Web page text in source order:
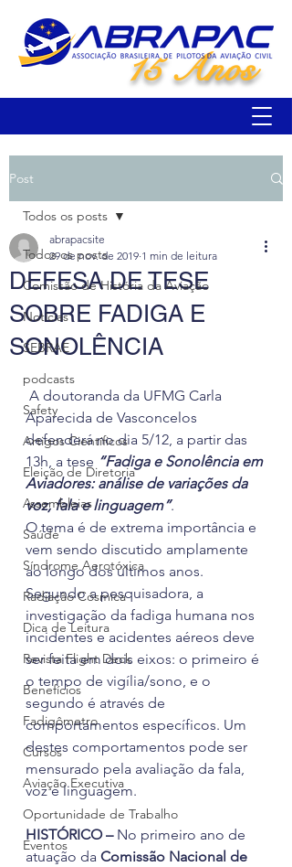
15 Anos
Post
Todos os posts
Comissão de História da Aviação
Notícias
SEBRAE
podcasts
Safety
Artigos Científicos
Eleição de Diretoria
Assembleias
Saúde
Síndrome Aerotóxica
Radiação Cósmica
Dica de Leitura
Revista Flight Deck
Benefícios
Fadigômetro
Cursos
Aviação Executiva
Oportunidade de Trabalho
Eventos
Todos os posts
DEFESA DE TESE
SOBRE FADIGA E
SONOLÊNCIA
abrapacsite
29 de nov. de 2019 1 min de leitura
Aparecida de Vasconcelos
defenderá no dia 5/12, a partir das
13h, a tese “Fadiga e Sonolência em
Aviadores: análise de variações da
voz, fala e linguagem”.
O tema é de extrema importância e
vem sendo discutido amplamente
ao longo dos últimos anos.
Segundo a pesquisadora, a
investigação da fadiga humana nos
incidentes e acidentes aéreos deve
ser feita em dois eixos: o primeiro é
o tempo de vigília/sono, e o
segundo é através de
comportamentos específicos. Um
destes comportamentos pode ser
mensurado pela avaliação da fala,
voz e linguagem.
HISTÓRICO – No primeiro ano de
atuação da Comissão Nacional de